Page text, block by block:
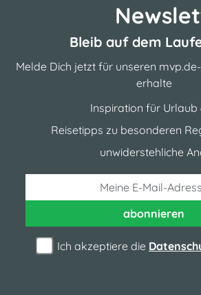
Bleib auf dem
Melde Dich jetzt für unseren
erhalte
Inspiration für Urlaub
Reisetipps zu besonderen
unwiderstehliche
abonnieren
Ich akzeptiere die